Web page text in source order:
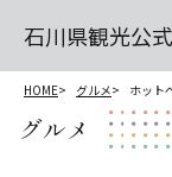
石川県観光公
HOME グルメ ホット
グルメ